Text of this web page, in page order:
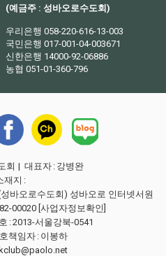
(예금주 : 성바오로수도회)
우리은행 058-220-616-13-003
국민은행 017-001-04-003671
신한은행 14000-92-06886
농협 051-01-360-796
회 | 대표자 : 강병완
재지 :
바오로수도회) 성바오로 인터넷서원
00020 [사업자정보확인]
:2013-서울강북-0541
책임자 : 이봉하